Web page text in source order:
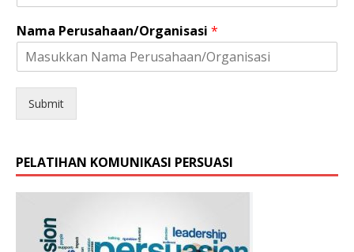
Nama Perusahaan/Organisasi *
Submit
PELATIHAN KOMUNIKASI PERSUASI